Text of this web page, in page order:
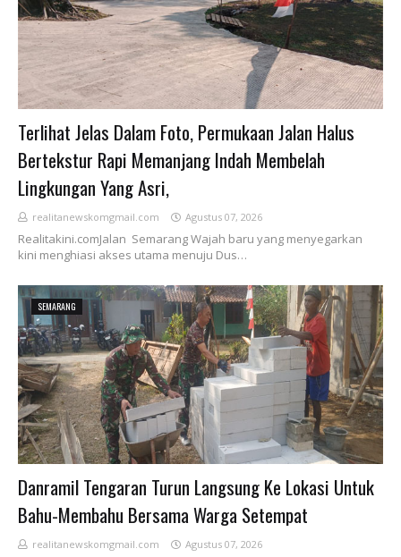
Terlihat Jelas Dalam Foto, Permukaan Jalan Halus
Bertekstur Rapi Memanjang Indah Membelah
Lingkungan Yang Asri,
realitanewskomgmail.com Agustus 07, 2026
Realitakini.comJalan Semarang Wajah baru yang menyegarkan
kini menghiasi akses utama menuju Dus…
SEMARANG
Danramil Tengaran Turun Langsung Ke Lokasi Untuk
Bahu-Membahu Bersama Warga Setempat
realitanewskomgmail.com Agustus 07, 2026